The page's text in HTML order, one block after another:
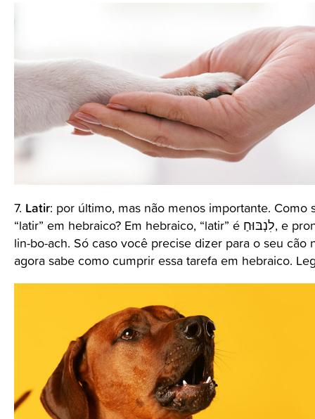
7. Latir: por último, mas não menos importante. Como
“latir” em hebraico? Em hebraico, “latir” é לִנְבּוּחַ, e pronuncia-se
lin-bo-ach. Só caso você precise dizer para o seu cão
agora sabe como cumprir essa tarefa em hebraico.